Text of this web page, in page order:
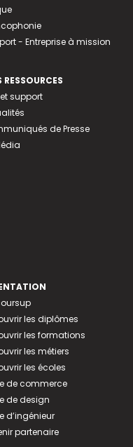
- Entreprise à mission
RESSOURCES
et support
de Presse
les diplômes
les formations
les métiers
les écoles
de commerce
de design
d’ingénieur
partenaire